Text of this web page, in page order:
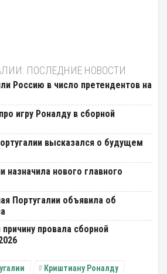
ПОСЛЕДНИЕ НОВОСТИ
Россию в число претендентов на
игру Роналду в сборной
высказался о будущем
назначила нового главного
Португалии объявила об
провала сборной
Криштиану Роналду